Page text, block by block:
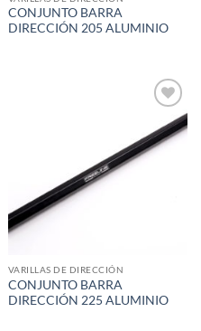
CONJUNTO BARRA
DIRECCIÓN 205 ALUMINIO
Add to
wishlist
VARILLAS DE DIRECCIÓN
CONJUNTO BARRA
DIRECCIÓN 225 ALUMINIO